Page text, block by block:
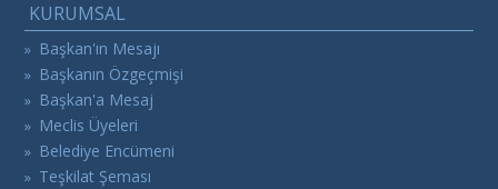
KURUMSAL
» Başkan'ın Mesajı
» Başkanın Özgeçmişi
» Başkan'a Mesaj
» Meclis Üyeleri
» Belediye Encümeni
» Teşkilat Şeması